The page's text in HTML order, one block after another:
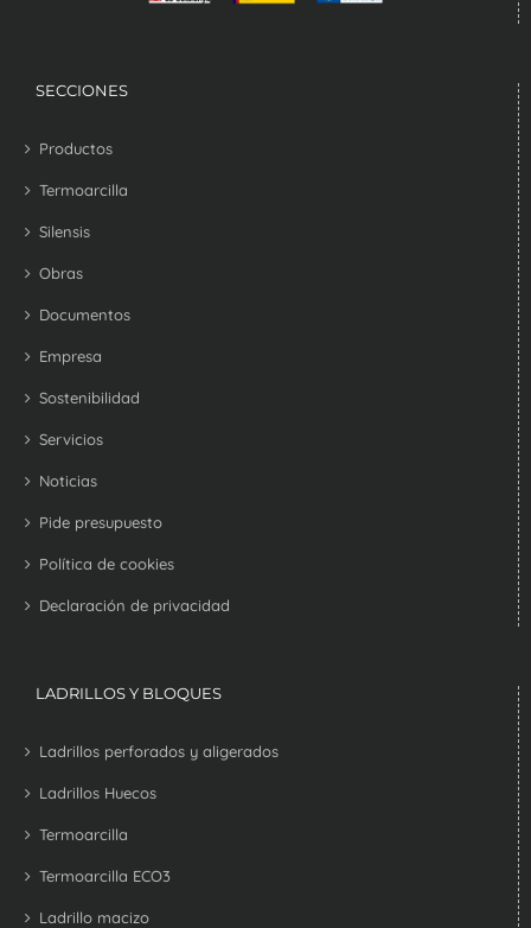
SECCIONES
Productos
Termoarcilla
Silensis
Obras
Documentos
Empresa
Sostenibilidad
Servicios
Noticias
Pide presupuesto
Política de cookies
Declaración de privacidad
LADRILLOS Y BLOQUES
Ladrillos perforados y aligerados
Ladrillos Huecos
Termoarcilla
Termoarcilla ECO3
Ladrillo macizo